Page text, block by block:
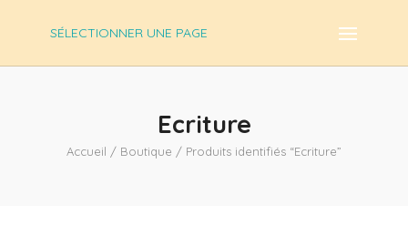
SÉLECTIONNER UNE PAGE
Ecriture
Accueil / Boutique / Produits identifiés “Ecriture”